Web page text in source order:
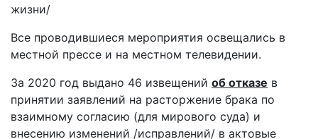
жизни/
Все проводившиеся мероприятия освещались в
местной прессе и на местном телевидении.
За 2020 год выдано 46 извещений об отказе в
принятии заявлений на расторжение брака по
взаимному согласию (для мирового суда) и
внесению изменений /исправлений/ в актовые